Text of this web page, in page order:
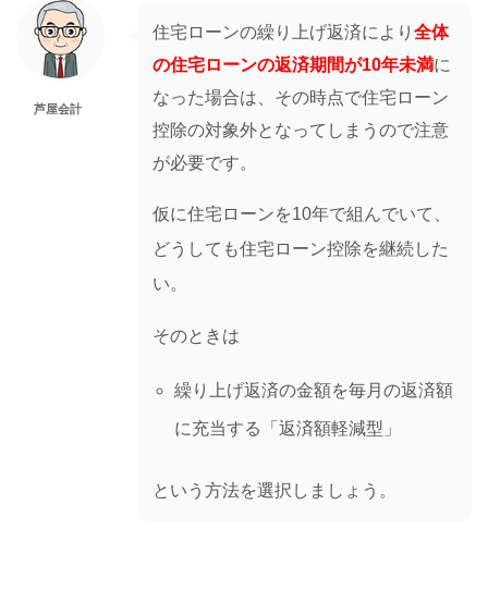
芦屋会計
住宅ローンの繰り上げ返済により 全体
の住宅ローンの返済期間が10年未満に
なった場合は、その時点で住宅ローン
控除の対象外となってしまうので注意
が必要です。
仮に住宅ローンを10年で組んでいて、
どうしても住宅ローン控除を継続した
い。
そのときは
繰り上げ返済の金額を毎月の返済額
に充当する「返済額軽減型」
という方法を選択しましょう。